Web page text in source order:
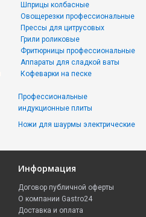
Шприцы колбасные
Овощерезки профессиональные
Прессы для цитрусовых
Грили роликовые
Фритюрницы профессиональные
Аппараты для сладкой ваты
Кофеварки на песке
Профессиональные
индукционные плиты
Ножи для шаурмы электрические
Информация
Договор публичной оферты
О компании Gastro24
Доставка и оплата